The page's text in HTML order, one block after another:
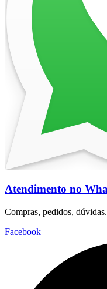
Atendimento no
Compras, pedidos,
Facebook